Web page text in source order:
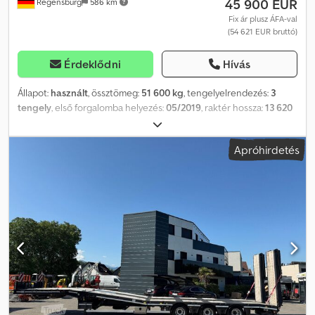
szállítási és fizetési feltételeink érvényesek.
45 900 EUR
Fix ár plusz ÁFA-val
(54 621 EUR bruttó)
Érdeklődni Hívás
Állapot: használt, össztömeg: 51 600 kg, tengelyelrendezés: 3
tengely, első forgalomba helyezés:05/2019, raktér hossza:13 620
2 540 mm
teljes magasság:2 700 mm, Felszereltség:ABS, Járműazonosító
szám: YAFSR3004K0022661 KIHÚZHATÓ 8200 mm-ig Sínrendszer
dobfékkel 3 darab kényszerített, hidraulikus-mechanikus tengely
forgózsámolyon kábelvezérléssel és vezeték nélküli távirányítóval
Automatikus sávba való beállás EMELŐTENGELY Plató méretei: 13
600 mm – rakodási magasság: 1100 mm Szerelőmagasság: 980 mm
Hátrafelé történő forgási sugár: 2100 mm Rugalmas támasztékok a
padlóban, rugalmas támasztékokkal együtt (a teljes körűség nem
garantált) NATO csatlakozó Elektro-hidraulikus egység Szélesítési
Apróhirdetés